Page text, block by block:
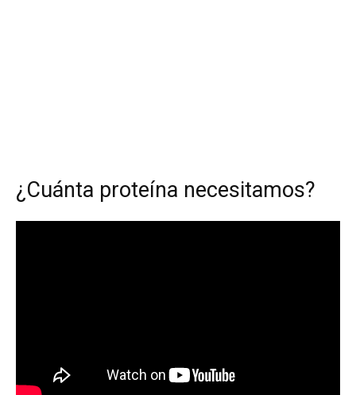
¿Cuánta proteína necesitamos?